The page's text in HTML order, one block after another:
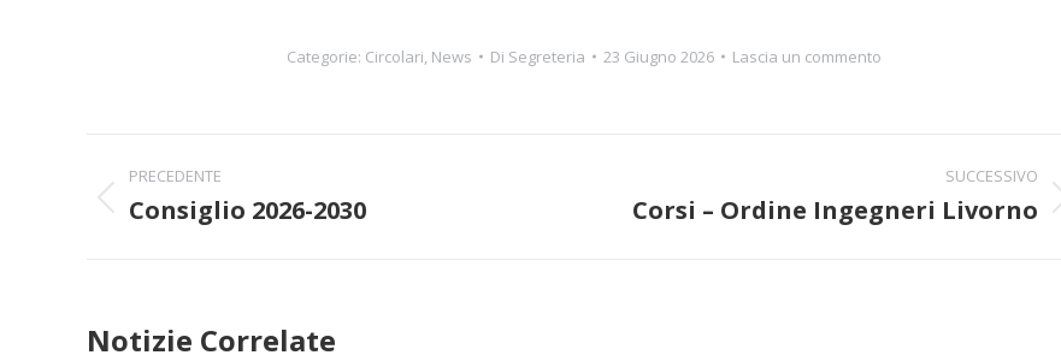
Categorie: Circolari, News Di Segreteria 23 Giugno 2026 Lascia un commento
Naviga
tra
post
PRECEDENTE
Post
Consiglio 2026-2030
SUCCESSIVO
Prossimo
Corsi – Ordine Ingegneri Livorno
Notizie Correlate